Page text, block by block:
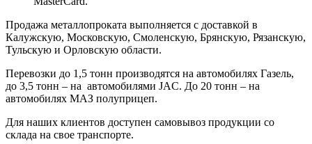
Продажа металлопроката выполняется с доставкой в
Калужскую, Московскую, Смоленскую, Брянскую, Рязанскую,
Тульскую и Орловскую области.
Перевозки до 1,5 тонн производятся на автомобилях Газель,
до 3,5 тонн – на автомобилями JAC. До 20 тонн – на
автомобилях МАЗ полуприцеп.
Для наших клиентов доступен самовывоз продукции со
склада на свое транспорте.